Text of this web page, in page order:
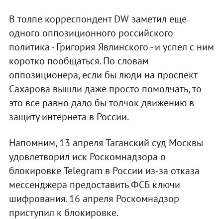
В толпе корреспондент DW заметил еще
одного оппозиционного российского
политика - Григория Явлинского - и успел с ним
коротко пообщаться. По словам
оппозиционера, если бы люди на проспект
Сахарова вышли даже просто помолчать, то
это все равно дало бы толчок движению в
защиту интернета в России.
Напомним, 13 апреля Таганский суд Москвы
удовлетворил иск Роскомнадзора о
блокировке Telegram в России из-за отказа
мессенджера предоставить ФСБ ключи
шифрования. 16 апреля Роскомнадзор
приступил к блокировке.